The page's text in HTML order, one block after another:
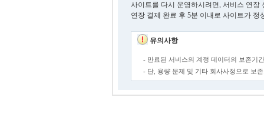
사이트를 다시 운영하시려면, 서비스 연장
연장 결제 완료 후 5분 이내로 사이트가 정
유의사항
- 만료된 서비스의 계정 데이터의 보존기
- 단, 용량 문제 및 기타 회사사정으로 보